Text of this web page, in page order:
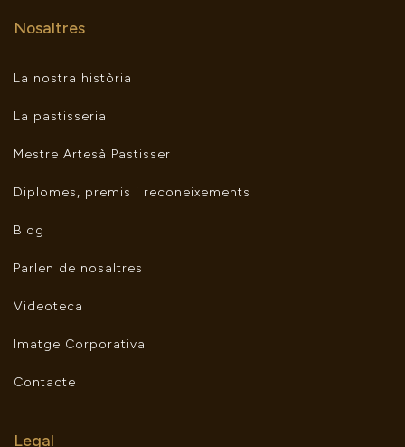
Nosaltres
La nostra història
La pastisseria
Mestre Artesà Pastisser
Diplomes, premis i reconeixements
Blog
Parlen de nosaltres
Videoteca
Imatge Corporativa
Contacte
Legal